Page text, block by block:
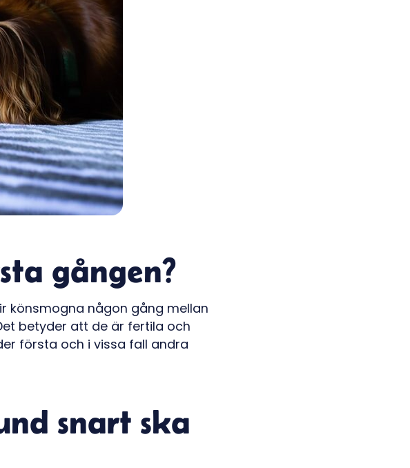
gången?
könsmogna någon gång mellan
betyder att de är fertila och
första och i vissa fall andra
snart ska